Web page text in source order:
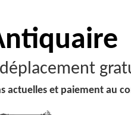
actuelles et paiement au